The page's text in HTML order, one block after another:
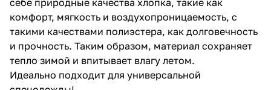
комфорт, мягкость и воздухопроницаемость, с
такими качествами полиэстера, как долговечность
и прочность. Таким образом, материал сохраняет
тепло зимой и впитывает влагу летом.
Идеально подходит для универсальной